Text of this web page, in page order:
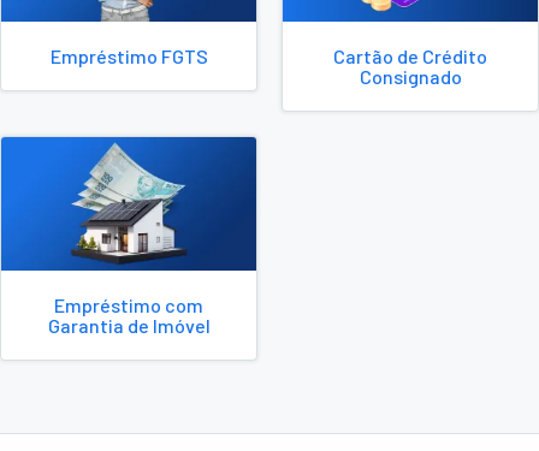
Empréstimo FGTS
Cartão de Crédito
Consignado
Empréstimo com
Garantia de Imóvel